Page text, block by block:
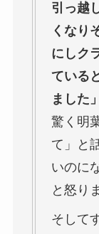
引っ越
くなり
にしク
ている
ました
驚く明
て」と
いのに
と怒り
そして